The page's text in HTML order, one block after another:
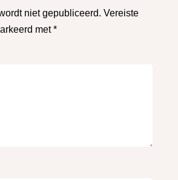
niet gepubliceerd. Vereiste
met*